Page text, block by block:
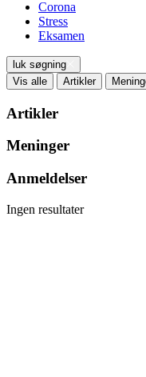
Corona
Stress
Eksamen
luk søgning
Vis alle
Artikler
Artikler
Meninger
Anmeldelser
Ingen resultater